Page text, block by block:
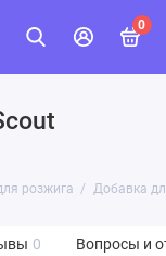
0
розжига Добавка
0 Вопросы и